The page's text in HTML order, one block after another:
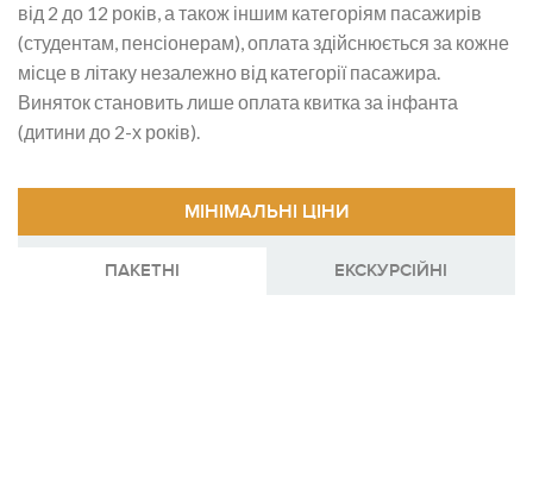
від 2 до 12 років, а також іншим категоріям пасажирів
(студентам, пенсіонерам), оплата здійснюється за кожне
місце в літаку незалежно від категорії пасажира.
Виняток становить лише оплата квитка за інфанта
(дитини до 2-х років).
МІНІМАЛЬНІ ЦІНИ
ПАКЕТНІ EКСКУРСІЙНІ